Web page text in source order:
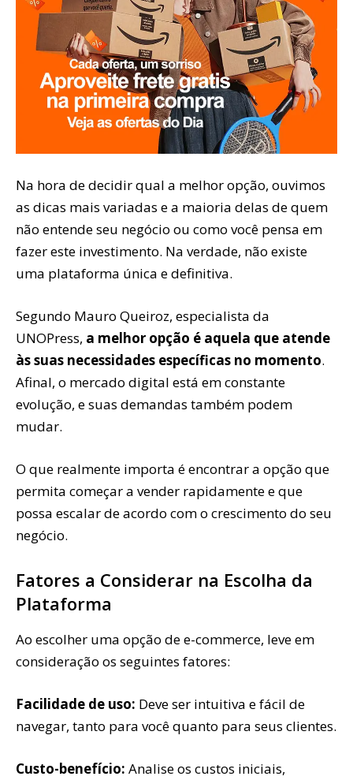
Na hora de decidir qual a melhor opção, ouvimos
as dicas mais variadas e a maioria delas de quem
não entende seu negócio ou como você pensa em
fazer este investimento. Na verdade, não existe
uma plataforma única e definitiva.
Segundo Mauro Queiroz, especialista da
UNOPress, a melhor opção é aquela que atende
às suas necessidades específicas no momento.
Afinal, o mercado digital está em constante
evolução, e suas demandas também podem
mudar.
O que realmente importa é encontrar a opção que
permita começar a vender rapidamente e que
possa escalar de acordo com o crescimento do seu
negócio.
Fatores a Considerar na Escolha da
Plataforma
Ao escolher uma opção de e-commerce, leve em
consideração os seguintes fatores:
Facilidade de uso: Deve ser intuitiva e fácil de
navegar, tanto para você quanto para seus clientes.
Custo-benefício: Analise os custos iniciais,